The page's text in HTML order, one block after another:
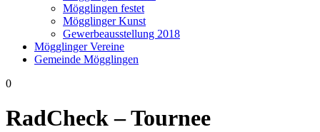
Mögglingen festet
Mögglinger Kunst
Gewerbeausstellung 2018
Mögglinger Vereine
Gemeinde Mögglingen
0
RadCheck – Tournee